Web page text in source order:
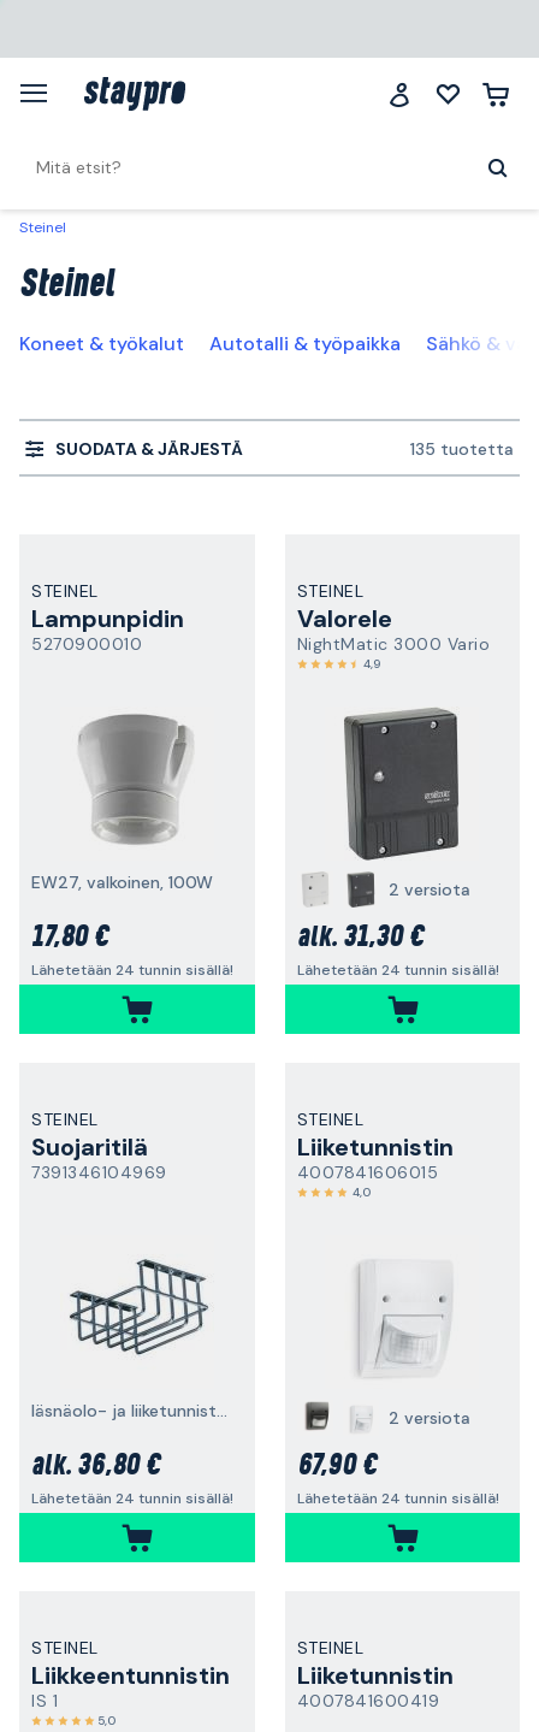
Steinel
Steinel
Koneet & työkalut Autotalli & työpaikka Sähkö &
SUODATA & JÄRJESTÄ 135 tuotetta
STEINEL
Lampunpidin
5270900010
EW27, valkoinen, 100W
17,80 €
Lähetetään 24 tunnin sisällä!
STEINEL
Valorele
NightMatic 3000 Vario
4,9
2 versiota
alk. 31,30 €
Lähetetään 24 tunnin sisällä!
STEINEL
Suojaritilä
7391346104969
läsnäolo- ja liiketunnistimille
alk. 36,80 €
Lähetetään 24 tunnin sisällä!
STEINEL
Liiketunnistin
4007841606015
4,0
2 versiota
67,90 €
Lähetetään 24 tunnin sisällä!
STEINEL
Liikkeentunnistin
IS 1
5,0
STEINEL
Liiketunnistin
4007841600419